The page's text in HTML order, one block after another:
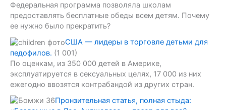
Федеральная программа позволяла школам
предоставлять бесплатные обеды всем детям. Почему
ее нужно было прекратить?
США — лидеры в торговле детьми для
педофилов. (1 001)
По оценкам, из 350 000 детей в Америке,
эксплуатируется в сексуальных целях, 17 000 из них
ежегодно ввозятся контрабандой из других стран.
Пронзительная статья, полная стыда: